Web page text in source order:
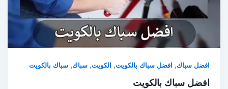
افضل سباك, افضل سباك بالكويت, الكويت,سباك,سباك بالكويت
افضل سباك بالكويت